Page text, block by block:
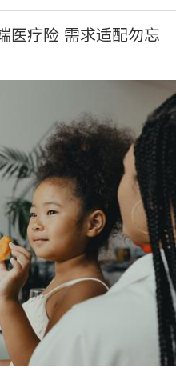
医疗险 需求适配勿忘